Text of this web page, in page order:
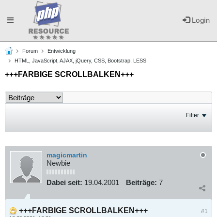
Login
Toggle
navigation
Forum
Entwicklung
HTML, JavaScript, AJAX, jQuery, CSS, Bootstrap, LESS
+++FARBIGE SCROLLBALKEN+++
Filter
magicmartin
Newbie
Dabei seit: 19.04.2001 Beiträge: 7
#1
+++FARBIGE SCROLLBALKEN+++